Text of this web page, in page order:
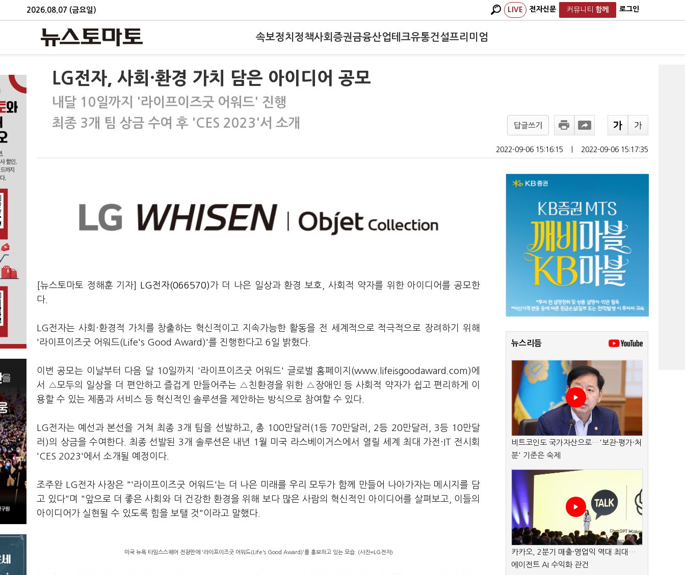
2026.08.07 (금요일) LIVE 전자신문 커뮤니티 함께 로그인
속보정치 정책사회 증권금융산업테크유통건설프리미엄
LG전자, 사회·환경 가치 담은 아이디어 공모
내달 10일까지 '라이프이즈굿 어워드' 진행
최종 3개 팀 상금 수여 후 'CES 2023'서 소개
답글쓰기
2022-09-06 15:16:15 2022-09-06 15:17:35
[뉴스토마토 정해훈 기자] LG전자(066570)가 더 나은 일상과 환경 보호, 사회적 약자를 위한 아이디어를 공모한
다.
LG전자는 사회·환경적 가치를 창출하는 혁신적이고 지속가능한 활동을 전 세계적으로 적극적으로 장려하기 위해
'라이프이즈굿 어워드(Life's Good Award)'를 진행한다고 6일 밝혔다.
이번 공모는 이날부터 다음 달 10일까지 '라이프이즈굿 어워드' 글로벌 홈페이지(www.lifeisgoodaward.com)에
서 △모두의 일상을 더 편안하고 즐겁게 만들어주는 △친환경을 위한 △장애인 등 사회적 약자가 쉽고 편리하게 이
용할 수 있는 제품과 서비스 등 혁신적인 솔루션을 제안하는 방식으로 참여할 수 있다.
LG전자는 예선과 본선을 거쳐 최종 3개 팀을 선발하고, 총 100만달러(1등 70만달러, 2등 20만달러, 3등 10만달
러)의 상금을 수여한다. 최종 선발된 3개 솔루션은 내년 1월 미국 라스베이거스에서 열릴 세계 최대 가전·IT 전시회
'CES 2023'에서 소개될 예정이다.
조주완 LG전자 사장은 "'라이프이즈굿 어워드'는 더 나은 미래를 우리 모두가 함께 만들어 나아가자는 메시지를 담
고 있다"며 "앞으로 더 좋은 사회와 더 건강한 환경을 위해 보다 많은 사람의 혁신적인 아이디어를 살펴보고, 이들의
아이디어가 실현될 수 있도록 힘을 보탤 것"이라고 말했다.
미국 뉴욕 타임스스퀘어 전광판에 '라이프이즈굿 어워드(Life's Good Award)'를 홍보하고 있는 모습. (사진=LG전자)
뉴스리듬
비트코인도 국가자산으로…'보관·평가·처
분' 기준은 숙제
카카오, 2분기 매출·영업익 역대 최대…
에이전트 AI 수익화 관건